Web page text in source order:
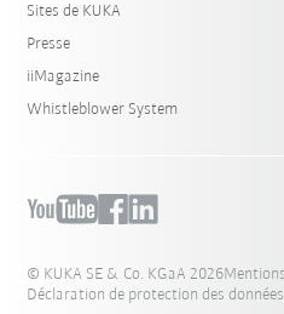
Sites de KUKA
Presse
iiMagazine
Whistleblower System
© KUKA SE & Co. KGaA 2026
Déclaration de protection des données